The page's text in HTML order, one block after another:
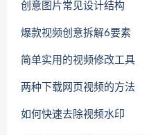
创意图片常见设计结构
爆款视频创意拆解6要素
简单实用的视频修改工具
两种下载网页视频的方法
如何快速去除视频水印